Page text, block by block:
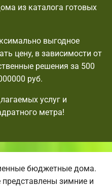
из каталога готовых
выгодное
цену, в зависимости от
решения за 500
руб.
услуг и
метра!
бюджетные дома.
зимние и